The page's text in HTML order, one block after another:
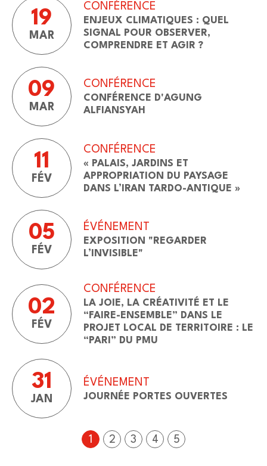
19
MAR
CONFÉRENCE
ENJEUX CLIMATIQUES : QUEL
SIGNAL POUR OBSERVER,
COMPRENDRE ET AGIR ?
09
MAR
CONFÉRENCE
CONFÉRENCE D'AGUNG
ALFIANSYAH
11
FÉV
CONFÉRENCE
« PALAIS, JARDINS ET
APPROPRIATION DU PAYSAGE
DANS L’IRAN TARDO-ANTIQUE »
05
FÉV
ÉVÉNEMENT
EXPOSITION "REGARDER
L’INVISIBLE"
02
FÉV
CONFÉRENCE
LA JOIE, LA CRÉATIVITÉ ET LE
“FAIRE-ENSEMBLE” DANS LE
PROJET LOCAL DE TERRITOIRE : LE
“PARI” DU PMU
31
JAN
ÉVÉNEMENT
JOURNÉE PORTES OUVERTES
1 2 3 4 5